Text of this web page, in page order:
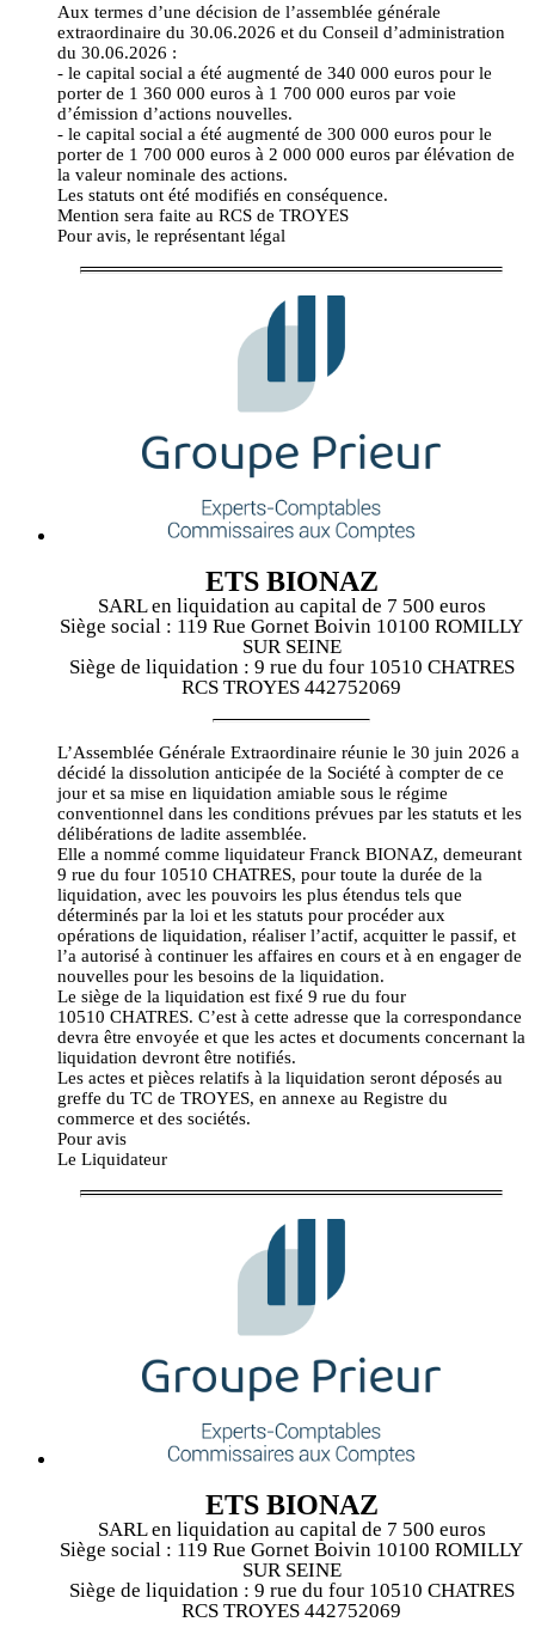
Aux termes d’une décision de l’assemblée générale
extraordinaire du 30.06.2026 et du Conseil d’administration
du 30.06.2026 :
- le capital social a été augmenté de 340 000 euros pour le
porter de 1 360 000 euros à 1 700 000 euros par voie
d’émission d’actions nouvelles.
- le capital social a été augmenté de 300 000 euros pour le
porter de 1 700 000 euros à 2 000 000 euros par élévation de
la valeur nominale des actions.
Les statuts ont été modifiés en conséquence.
Mention sera faite au RCS de TROYES
Pour avis, le représentant légal
ETS BIONAZ
SARL en liquidation au capital de 7 500 euros
Siège social : 119 Rue Gornet Boivin 10100 ROMILLY
SUR SEINE
Siège de liquidation : 9 rue du four 10510 CHATRES
RCS TROYES 442752069
L’Assemblée Générale Extraordinaire réunie le 30 juin 2026 a
décidé la dissolution anticipée de la Société à compter de ce
jour et sa mise en liquidation amiable sous le régime
conventionnel dans les conditions prévues par les statuts et les
délibérations de ladite assemblée.
Elle a nommé comme liquidateur Franck BIONAZ, demeurant
9 rue du four 10510 CHATRES, pour toute la durée de la
liquidation, avec les pouvoirs les plus étendus tels que
déterminés par la loi et les statuts pour procéder aux
opérations de liquidation, réaliser l’actif, acquitter le passif, et
l’a autorisé à continuer les affaires en cours et à en engager de
nouvelles pour les besoins de la liquidation.
Le siège de la liquidation est fixé 9 rue du four
10510 CHATRES. C’est à cette adresse que la correspondance
devra être envoyée et que les actes et documents concernant la
liquidation devront être notifiés.
Les actes et pièces relatifs à la liquidation seront déposés au
greffe du TC de TROYES, en annexe au Registre du
commerce et des sociétés.
Pour avis
Le Liquidateur
ETS BIONAZ
SARL en liquidation au capital de 7 500 euros
Siège social : 119 Rue Gornet Boivin 10100 ROMILLY
SUR SEINE
Siège de liquidation : 9 rue du four 10510 CHATRES
RCS TROYES 442752069